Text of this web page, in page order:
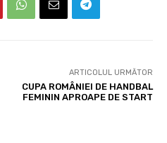
ARTICOLUL URMĂTOR
CUPA ROMÂNIEI DE HANDBAL
FEMININ APROAPE DE START